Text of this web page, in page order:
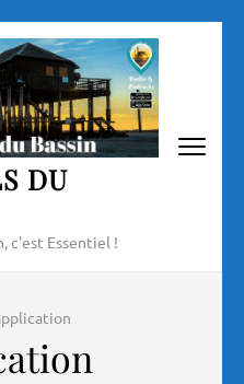
DU
c'est Essentiel !